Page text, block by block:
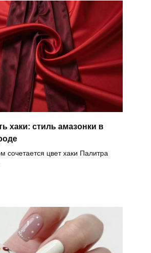
хаки: стиль амазонки в
сочетается цвет хаки Палитра